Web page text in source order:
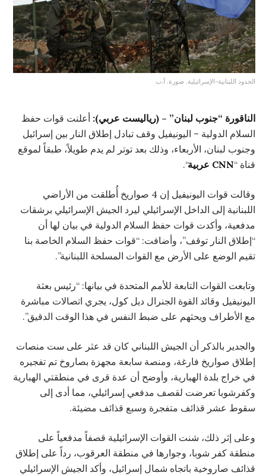
الحدود اللبنانية-الإسرائيلية. صورة. أ.ب
الناقورة “جنوب لبنان” – (رياليست عربي): أعلنت قوات حفظ
السلام الدولية – اليونيفيل وقف تبادل إطلاق النار بين إسرائيل
وجنوب لبنان، الأربعاء، وذلك بعد توتر لم يدم طويلاً، طبقاً لموقع
قناة “CNN عربية “.
وقالت قوات اليونيفيل إن 4 صواريخ أُطلقت من الأراضي
اللبنانية إلى الداخل الإسرائيلي ليرد الجيش الإسرائيلي برشقات
مدفعية، وأكدت قوات حفظ السلام الدولية في بيان لها أن
“إطلاق النار توقف”، وأضافت: “قوات حفظ السلام الخاصة بنا
تقيم الوضع على الأرض مع القوات المسلحة اللبنانية”.
وتابعت القوات التابعة للأمم المتحدة في بيانها: “رئيس بعثة
اليونيفيل وقائد القوة الجنرال ديل كول، يجري اتصالات مباشرة
مع الأطراف ويحثهم على ضبط النفس في هذا الوقت الدقيق”.
والجدير بالذكر أن الجيش اللبناني كان قد عثر على ست منصات
إطلاق صواريخ فارغة، ومنصة سابعة مجهزة بصاروخ تم تفجيره
في خراج بلدة الهبارية، وأوضح أن عدة قرى في منطقتي الهبارية
وكفرشوبا تعرضت لقصف مدفعي إسرائيلي، مما أدى إلى
سقوط عشر قذائف متفجرة وسبع قذائف مضيئة.
وعلى إثر ذلك، شنت القوات الإسرائيلية قصفاً مدفعياً على
منطقة كفر شوبا، وجوارها في منطقة العرقوب، رداً على إطلاق
قذائف صاروخية باتجاه شمال إسرائيل، وأكد الجيش الإسرائيلي